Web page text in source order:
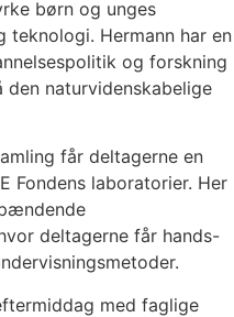
børn og unges
teknologi. Hermann har en
og forskning
naturvidenskabelige
får deltagerne en
Fondens laboratorier. Her
deltagerne får hands-
med faglige